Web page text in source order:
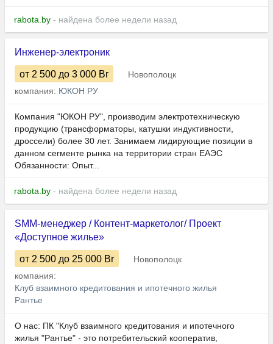
rabota.by - найдена более недели назад
Инженер-электроник
от 2 500 до 3 000 Br
Новополоцк
компания: ЮКОН РУ
Компания "ЮКОН РУ", производим электротехническую
продукцию (трансформаторы, катушки индуктивности,
дроссели) более 30 лет. Занимаем лидирующие позиции в
данном сегменте рынка на территории стран ЕАЭС
Обязанности: Опыт...
rabota.by - найдена более недели назад
SMM-менеджер / Контент-маркетолог/ Проект
«Доступное жилье»
от 2 500 до 25 000 Br
Новополоцк
компания:
Клуб взаимного кредитования и ипотечного жилья
Рантье
О нас: ПК "Клуб взаимного кредитования и ипотечного
жилья "Рантье" - это потребительский кооператив,